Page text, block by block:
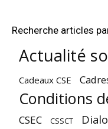
Recherche articles
Actualité
Cadeaux CSE
Conditions
CSEC CSSCT